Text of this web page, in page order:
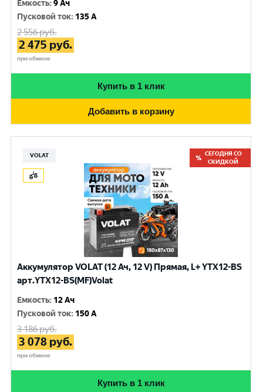
Емкость:9 Ач
Пусковой ток: 135 A
2 556руб.
2 475 руб.
при обмене
Купить в 1 клик
Добавить в корзину
VOLAT
СЕГОДНЯ СО
СКИДКОЙ
Аккумулятор VOLAT (12 Ач, 12 V) Прямая, L+ YTX12-BS
арт.YTX12-BS(MF)Volat
Емкость: 12 Ач
Пусковой ток: 150 A
3 186руб.
3 078 руб.
при обмене
Купить в 1 клик